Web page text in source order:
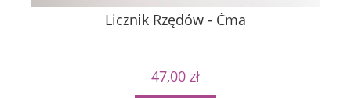
Licznik Rzędów - Ćma
47,00 zł